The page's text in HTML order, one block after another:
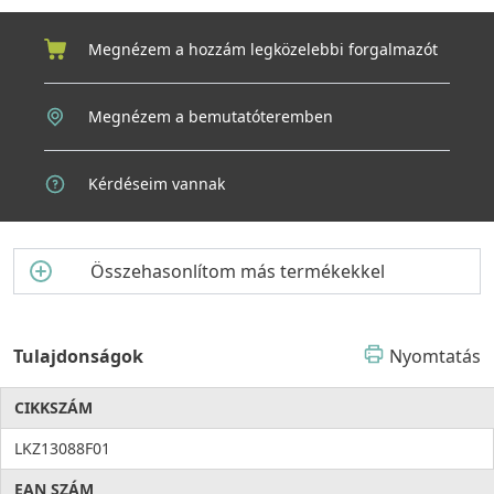
szóló befektetés az otthon kényelmébe és harmóniájába.
megbízhatóság találkozik a mindennapi kényelemmel.
Megnézem a hozzám legközelebbi forgalmazót
Megnézem a bemutatóteremben
Kérdéseim vannak
Összehasonlítom más termékekkel
Tulajdonságok Nyomtatás
CIKKSZÁM
LKZ13088F01
EAN SZÁM